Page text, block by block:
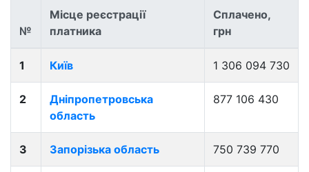
№
Місце реєстрації
платника
Сплачено,
грн
1 Київ 1 306 094 730
2
Дніпропетровська
область
877 106 430
3 Запорізька область 750 739 770